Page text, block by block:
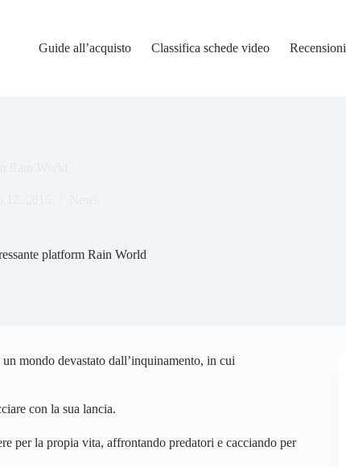
Guide all’acquisto
Classifica schede video Recensioni
platform Rain World
mondo devastato dall’inquinamento, in cui
con la sua lancia.
per la propia vita, affrontando predatori e cacciando per